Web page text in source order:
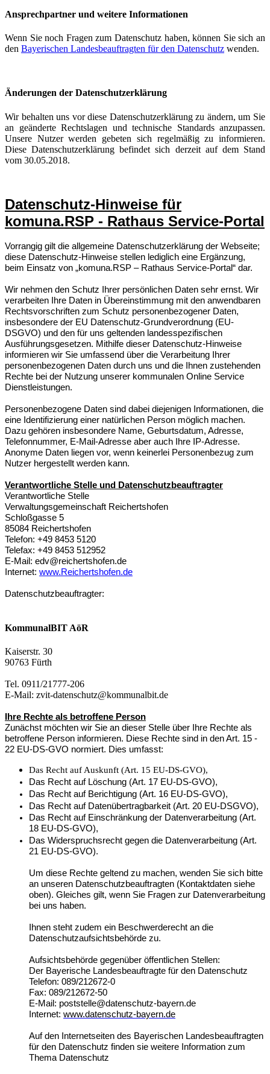
Ansprechpartner und weitere Informationen
Wenn Sie noch Fragen zum Datenschutz haben, können Sie sich an
den Bayerischen Landesbeauftragten für den Datenschutz wenden.
Änderungen der Datenschutzerklärung
Wir behalten uns vor diese Datenschutzerklärung zu ändern, um Sie
an geänderte Rechtslagen und technische Standards anzupassen.
Unsere Nutzer werden gebeten sich regelmäßig zu informieren.
Diese Datenschutzerklärung befindet sich derzeit auf dem Stand
vom 30.05.2018.
Datenschutz-Hinweise für
komuna.RSP - Rathaus Service-Portal
Vorrangig gilt die allgemeine Datenschutzerklärung der Webseite;
diese Datenschutz-Hinweise stellen lediglich eine Ergänzung,
beim Einsatz von „komuna.RSP – Rathaus Service-Portal“ dar.
Wir nehmen den Schutz Ihrer persönlichen Daten sehr ernst. Wir
verarbeiten Ihre Daten in Übereinstimmung mit den anwendbaren
Rechtsvorschriften zum Schutz personenbezogener Daten,
insbesondere der EU Datenschutz-Grundverordnung (EU-
DSGVO) und den für uns geltenden landesspezifischen
Ausführungsgesetzen. Mithilfe dieser Datenschutz-Hinweise
informieren wir Sie umfassend über die Verarbeitung Ihrer
personenbezogenen Daten durch uns und die Ihnen zustehenden
Rechte bei der Nutzung unserer kommunalen Online Service
Dienstleistungen.
Personenbezogene Daten sind dabei diejenigen Informationen, die
eine Identifizierung einer natürlichen Person möglich machen.
Dazu gehören insbesondere Name, Geburtsdatum, Adresse,
Telefonnummer, E-Mail-Adresse aber auch Ihre IP-Adresse.
Anonyme Daten liegen vor, wenn keinerlei Personenbezug zum
Nutzer hergestellt werden kann.
Verantwortliche Stelle und Datenschutzbeauftragter
Verantwortliche Stelle
Verwaltungsgemeinschaft Reichertshofen
Schloßgasse 5
85084 Reichertshofen
Telefon: +49 8453 5120
Telefax: +49 8453 512952
E-Mail: edv@reichertshofen.de
Internet: www.Reichertshofen.de
Datenschutzbeauftragter:
KommunalBIT AöR
Kaiserstr. 30
90763 Fürth
Tel. 0911/21777-206
E-Mail: zvit-datenschutz@kommunalbit.de
Ihre Rechte als betroffene Person
Zunächst möchten wir Sie an dieser Stelle über Ihre Rechte als
betroffene Person informieren. Diese Rechte sind in den Art. 15 -
22 EU-DS-GVO normiert. Dies umfasst:
Das Recht auf Auskunft (Art. 15 EU-DS-GVO),
Das Recht auf Löschung (Art. 17 EU-DS-GVO),
Das Recht auf Berichtigung (Art. 16 EU-DS-GVO),
Das Recht auf Datenübertragbarkeit (Art. 20 EU-DSGVO),
Das Recht auf Einschränkung der Datenverarbeitung (Art.
18 EU-DS-GVO),
Das Widerspruchsrecht gegen die Datenverarbeitung (Art.
21 EU-DS-GVO).
Um diese Rechte geltend zu machen, wenden Sie sich bitte
an unseren Datenschutzbeauftragten (Kontaktdaten siehe
oben). Gleiches gilt, wenn Sie Fragen zur Datenverarbeitung
bei uns haben.
Ihnen steht zudem ein Beschwerderecht an die
Datenschutzaufsichtsbehörde zu.
Aufsichtsbehörde gegenüber öffentlichen Stellen:
Der Bayerische Landesbeauftragte für den Datenschutz
Telefon: 089/212672-0
Fax: 089/212672-50
E-Mail: poststelle@datenschutz-bayern.de
Internet: www.datenschutz-bayern.de
Auf den Internetseiten des Bayerischen Landesbeauftragten
für den Datenschutz finden sie weitere Information zum
Thema Datenschutz